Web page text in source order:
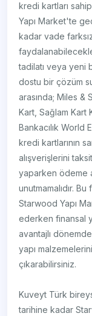
kredi kartları
Yapı Market'te
kadar vade
tadilatı veya yeni
dostu bir çözüm
arasında; Miles &
Kart, Sağlam Kart
Bankacılık World
kredi kartlarının
alışverişlerini
yaparken ödeme
unutmamalıdır.
Starwood Yapı
ederken finansal
avantajlı
yapı
çıkarabilirsiniz.
Kuveyt Türk
tarihine kadar